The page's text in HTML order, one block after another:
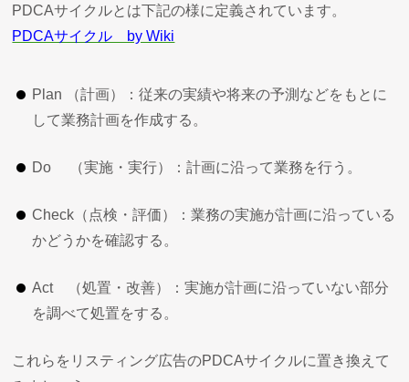
PDCAサイクルとは下記の様に定義されています。
PDCAサイクル by Wiki
Plan （計画）：従来の実績や将来の予測などをもとに
して業務計画を作成する。
Do （実施・実行）：計画に沿って業務を行う。
Check（点検・評価）：業務の実施が計画に沿っている
かどうかを確認する。
Act （処置・改善）：実施が計画に沿っていない部分
を調べて処置をする。
これらをリスティング広告のPDCAサイクルに置き換えて